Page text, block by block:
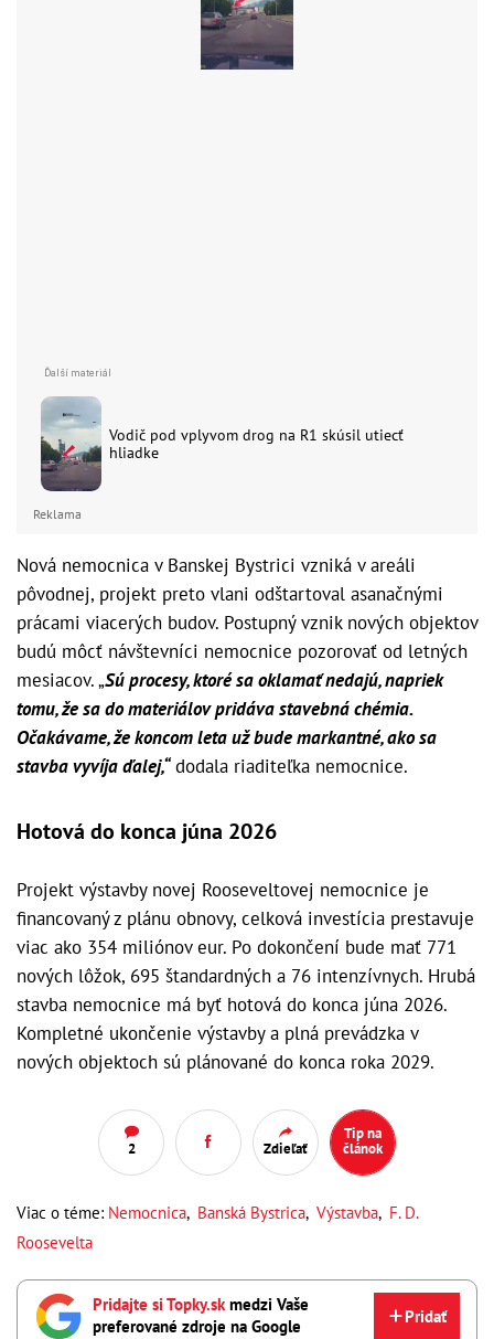
Vodič pod vplyvom drog na R1 skúsil utiecť
hliadke
Reklama
Nová nemocnica v Banskej Bystrici vzniká v areáli
pôvodnej, projekt preto vlani odštartoval asanačnými
prácami viacerých budov. Postupný vznik nových objektov
budú môcť návštevníci nemocnice pozorovať od letných
mesiacov. „Sú procesy, ktoré sa oklamať nedajú, napriek
tomu, že sa do materiálov pridáva stavebná chémia.
Očakávame, že koncom leta už bude markantné, ako sa
stavba vyvíja ďalej,“dodala riaditeľka nemocnice.
Hotová do konca júna 2026
Projekt výstavby novej Rooseveltovej nemocnice je
financovaný z plánu obnovy, celková investícia prestavuje
viac ako 354 miliónov eur. Po dokončení bude mať 771
nových lôžok, 695 štandardných a 76 intenzívnych. Hrubá
stavba nemocnice má byť hotová do konca júna 2026.
Kompletné ukončenie výstavby a plná prevádzka v
nových objektoch sú plánované do konca roka 2029.
2 Zdieľať
Tip na
článok
Viac o téme: Nemocnica, Banská Bystrica, Výstavba, F. D.
Roosevelta
Pridajte si Topky.skmedzi Vaše
preferované zdroje na Google
Pridať